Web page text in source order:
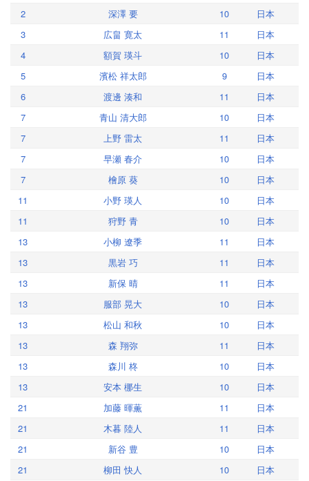
2
深澤 要 10
日本
3
広畠 寛太 11
日本
4
額賀 瑛斗 10
日本
5
濱松 祥太郎 9
日本
6
渡邊 湊和 11
日本
7
青山 清大郎 10
日本
7
上野 雷太 11
日本
7
早瀬 春介 10
日本
7
檜原 葵 10
日本
11
小野 瑛人 10
日本
11
狩野 青 10
日本
13
小柳 遼季 11
日本
13
黒岩 巧 11
日本
13
新保 晴 11
日本
13
服部 晃大 10
日本
13
松山 和秋 10
日本
13
森 翔弥 11
日本
13
森川 柊 10
日本
13
安本 梛生 10
日本
21
加藤 暉薫 11
日本
21
木暮 陸人 11
日本
21
新谷 豊 10
日本
21
柳田 快人 10 日本